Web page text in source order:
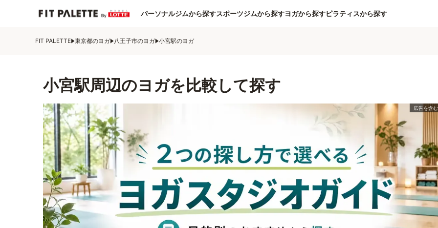
パーソナルジムから探すスポーツジムから探すヨガから探すピラティスから探す
FIT PALETTE 東京都のヨガ 八王子市のヨガ 小宮駅のヨガ
小宮駅周辺のヨガを比較して探す